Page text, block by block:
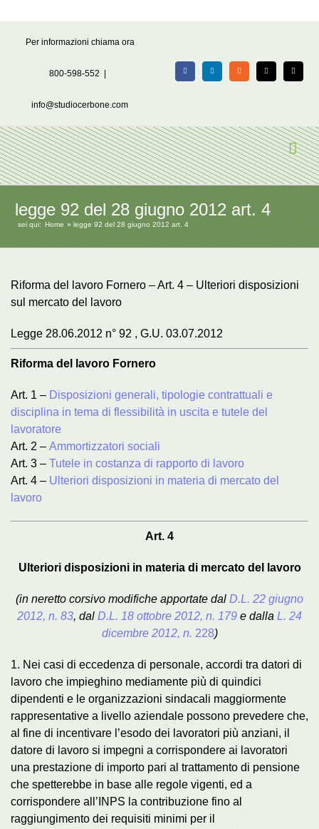
Per informazioni chiama ora
800-598-552
info@studiocerbone.com
FacebookLinkedIn Rss X Email
legge 92 del 28 giugno 2012 art. 4
sei qui: Home legge 92 del 28 giugno 2012 art. 4
Riforma del lavoro Fornero – Art. 4 – Ulteriori disposizioni
sul mercato del lavoro
Legge 28.06.2012 n° 92 , G.U. 03.07.2012
Riforma del lavoro Fornero
Art. 1 – Disposizioni generali, tipologie contrattuali e
disciplina in tema di flessibilità in uscita e tutele del
lavoratore
Art. 2 – Ammortizzatori sociali
Art. 3 – Tutele in costanza di rapporto di lavoro
Art. 4 – Ulteriori disposizioni in materia di mercato del
lavoro
Art. 4
Ulteriori disposizioni in materia di mercato del lavoro
(in neretto corsivo modifiche apportate dal D.L. 22 giugno
2012, n. 83, dal D.L. 18 ottobre 2012, n. 179 e dalla L. 24
dicembre 2012, n. 228)
1. Nei casi di eccedenza di personale, accordi tra datori di
lavoro che impieghino mediamente più di quindici
dipendenti e le organizzazioni sindacali maggiormente
rappresentative a livello aziendale possono prevedere che,
al fine di incentivare l’esodo dei lavoratori più anziani, il
datore di lavoro si impegni a corrispondere ai lavoratori
una prestazione di importo pari al trattamento di pensione
che spetterebbe in base alle regole vigenti, ed a
corrispondere all’INPS la contribuzione fino al
raggiungimento dei requisiti minimi per il